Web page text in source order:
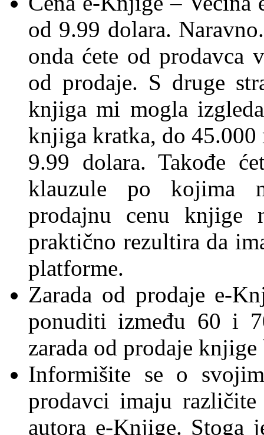
od 9.99 dolara.
onda ćete od prodavca
od prodaje. S druge
knjiga mi mogla
knjiga kratka, do
9.99 dolara. Takođe
klauzule po kojima
prodajnu cenu knjige
praktično rezultira da
platforme.
Zarada od prodaje e-
ponuditi između 60 i
zarada od prodaje
Informišite se o
prodavci imaju
autora e-Knjige. Stoga